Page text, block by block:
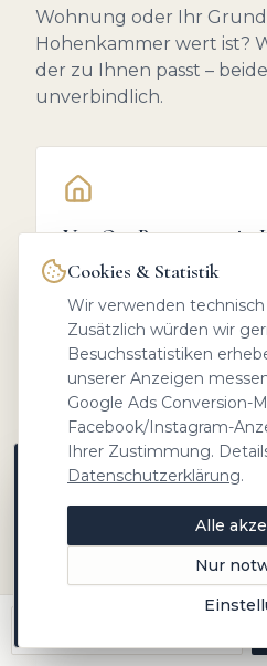
Wohnung oder Ihr
Hohenkammer wert ist?
der zu Ihnen passt –
unverbindlich.
Vor-Ort-Bewertung in
Wir kommen persönlich
Hohenkammer,
und bewerten sie mit
aus der Gemeinde und
Inklusive
Antworten auf alle Ihre
Persönlicher Termin
Berücksichtigt Zustand,
Besonderheiten
Fundierte
Vergleichsobjekten
Vor-Ort-Termin in
Neue Objekte zuerst
Marktwissen aus
Kulissen und Objekte
folgen Sie
Jetzt folgen
Cookies & Statistik
Wir verwenden
Zusätzlich würden wir
Besuchsstatistiken
unserer Anzeigen
Google Ads Conversion-
Facebook/Instagram-
Ihrer Zustimmung.
Datenschutzerklärung.
Alle
Nur